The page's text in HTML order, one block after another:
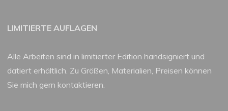
LIMITIERTE AUFLAGEN
Alle Arbeiten sind in limitierter Edition handsigniert und
datiert erhältlich. Zu Größen, Materialien, Preisen können
Sie mich gern kontaktieren.